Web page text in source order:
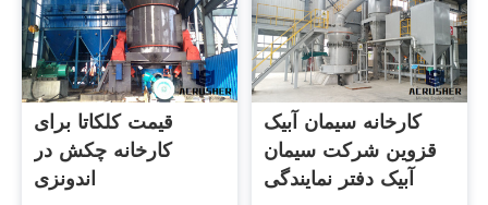
قیمت کلکاتا برای
کارخانه چکش در
اندونزی
کارخانه سیمان آبیک
قزوین شرکت سیمان
آبیک دفتر نمایندگی